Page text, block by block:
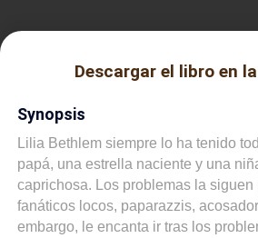
Descargar el libro en
Synopsis
Lilia Bethlem siempre lo ha tenido
papá, una estrella naciente y una
caprichosa. Los problemas la siguen
fanáticos locos, paparazzis,
embargo, le encanta ir tras los